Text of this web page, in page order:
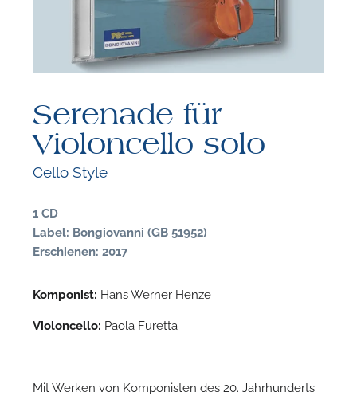
Serenade für
Violoncello solo
Cello Style
1 CD
Label: Bongiovanni (GB 51952)
Erschienen: 2017
Komponist: Hans Werner Henze
Violoncello: Paola Furetta
Mit Werken von Komponisten des 20. Jahrhunderts